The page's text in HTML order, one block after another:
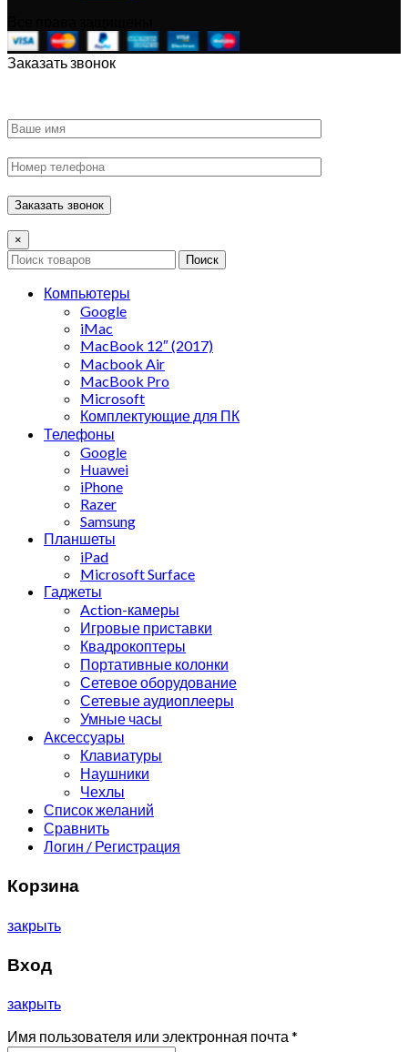
Заказать звонок
×
Поиск
Компьютеры
Google
iMac
MacBook 12″ (2017)
Macbook Air
MacBook Pro
Microsoft
Комплектующие для ПК
Телефоны
Google
Huawei
iPhone
Razer
Samsung
Планшеты
iPad
Microsoft Surface
Гаджеты
Action-камеры
Игровые приставки
Квадрокоптеры
Портативные колонки
Сетевое оборудование
Сетевые аудиоплееры
Умные часы
Аксессуары
Клавиатуры
Наушники
Чехлы
Список желаний
Сравнить
Логин / Регистрация
Корзина
закрыть
Вход
закрыть
Имя пользователя или электронная почта *